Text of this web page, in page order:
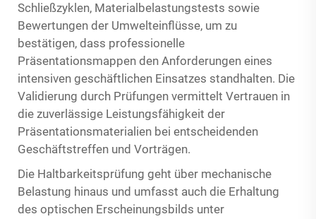
Schließzyklen, Materialbelastungstests sowie
Bewertungen der Umwelteinflüsse, um zu
bestätigen, dass professionelle
Präsentationsmappen den Anforderungen eines
intensiven geschäftlichen Einsatzes standhalten. Die
Validierung durch Prüfungen vermittelt Vertrauen in
die zuverlässige Leistungsfähigkeit der
Präsentationsmaterialien bei entscheidenden
Geschäftstreffen und Vorträgen.
Die Haltbarkeitsprüfung geht über mechanische
Belastung hinaus und umfasst auch die Erhaltung
des optischen Erscheinungsbilds unter